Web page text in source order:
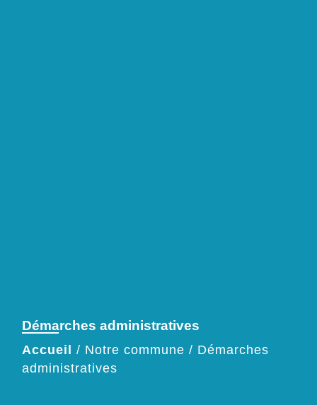
Démarches administratives
Accueil / Notre commune / Démarches
administratives